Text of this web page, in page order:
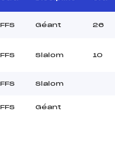
FFS Géant 26
FFS Slalom 10
FFS Slalom
FFS Géant